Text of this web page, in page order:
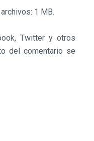
1 MB.
Twitter y otros
del comentario se